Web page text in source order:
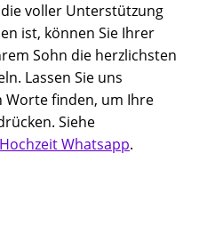
voller Unterstützung
ist, können Sie Ihrer
Sohn die herzlichsten
Lassen Sie uns
Worte finden, um Ihre
Siehe
Whatsapp.